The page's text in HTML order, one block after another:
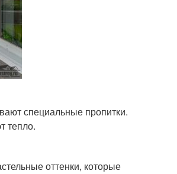
специальные пропитки.
тепло.
оттенки, которые